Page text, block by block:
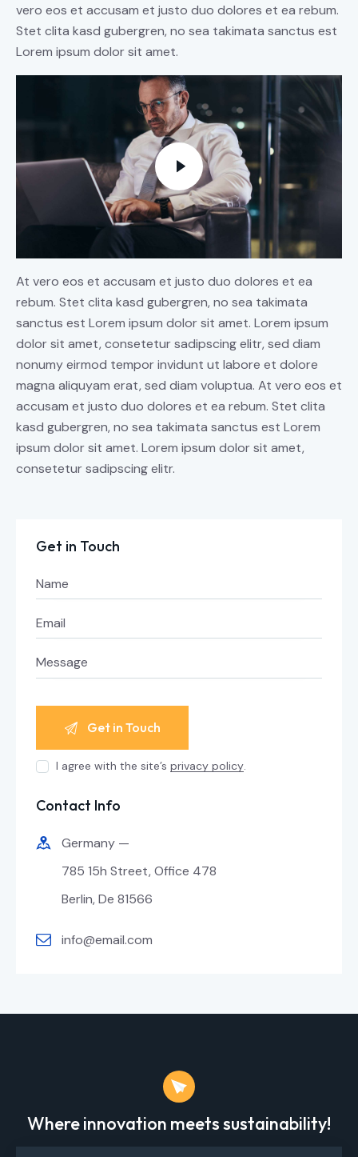
vero eos et accusam et justo duo dolores et ea rebum.
Stet clita kasd gubergren, no sea takimata sanctus est
Lorem ipsum dolor sit amet.
At vero eos et accusam et justo duo dolores et ea
rebum. Stet clita kasd gubergren, no sea takimata
sanctus est Lorem ipsum dolor sit amet. Lorem ipsum
dolor sit amet, consetetur sadipscing elitr, sed diam
nonumy eirmod tempor invidunt ut labore et dolore
magna aliquyam erat, sed diam voluptua. At vero eos et
accusam et justo duo dolores et ea rebum. Stet clita
kasd gubergren, no sea takimata sanctus est Lorem
ipsum dolor sit amet. Lorem ipsum dolor sit amet,
consetetur sadipscing elitr.
Get in Touch
I agree with the site’sprivacy policy.
Contact Info
Germany —
785 15h Street, Office 478
Berlin, De 81566
info@email.com
Where innovation meets sustainability!